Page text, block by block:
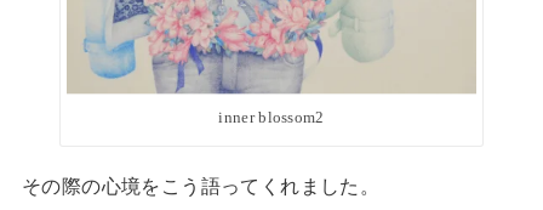
inner blossom2
その際の心境をこう語ってくれました。